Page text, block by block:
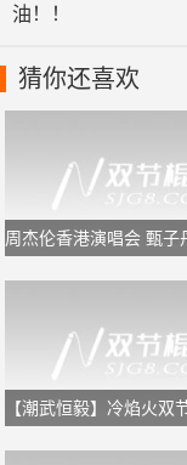
油！！
猜你还喜欢
周杰伦香港演唱会 甄子
【潮武恒毅】冷焰火双